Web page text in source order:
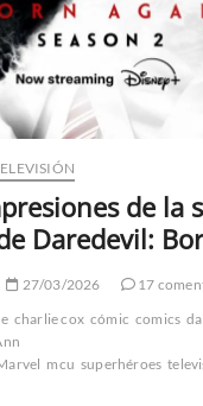
de la
Daredevil:
27/03/2026
17
charlie cox cómic comics
mcu superhéroes